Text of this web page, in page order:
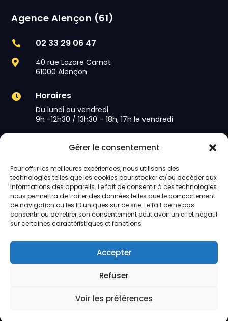
Gérer le consentement
Pour offrir les meilleures expériences, nous utilisons des
technologies telles que les cookies pour stocker et/ou accéder aux
informations des appareils. Le fait de consentir à ces technologies
nous permettra de traiter des données telles que le comportement
de navigation ou les ID uniques sur ce site. Le fait de ne pas
consentir ou de retirer son consentement peut avoir un effet négatif
sur certaines caractéristiques et fonctions.
Accepter
Refuser
Voir les préférences
Agence Alençon (61)
 02 33 29 06 47

40 rue Lazare Carnot
61000 Alençon
 Horaires
Du lundi au vendredi
9h -12h30 / 13h30 – 18h, 17h le vendredi
 Facebook
 Linkedin
 Instagram
© 2025 Sarthe Solaire – site réalisé dans le Perche par